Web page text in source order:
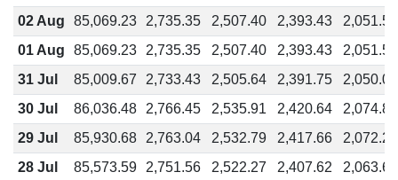
02 Aug
85,069.23 2,735.35 2,507.40 2,393.43
2,051.51
01 Aug
85,069.23 2,735.35 2,507.40 2,393.43
2,051.51
31 Jul
85,009.67 2,733.43 2,505.64 2,391.75
2,050.07
30 Jul
86,036.48 2,766.45 2,535.91 2,420.64
2,074.83
29 Jul
85,930.68 2,763.04 2,532.79 2,417.66
2,072.28
28 Jul
85,573.59 2,751.56 2,522.27 2,407.62
2,063.67